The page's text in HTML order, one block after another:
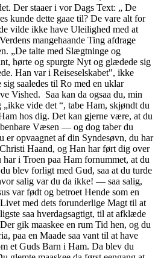
Der staaer i vor Dags Text: „ De
kunde dette gaae til? De vare alt for
vilde ikke have Uleilighed med at
mangehaande Ting afdrage
„De talte med Slægtninge og
hørte og spurgte Nyt og glædede sig
Han var i Reiseselskabet", ikke
saaledes til Ro med en uklar
Vished. Saa kan da ogsaa du, min
vide det “, tabe Ham, skjøndt du
hos dig. Det kan gjerne være, at du
Væsen — og dog taber du
er opvaagnet af din Syndesøvn, du har
Haand, og Han har ført dig over
i Troen paa Ham fornummet, at du
blev forligt med Gud, saa at du turde
salig var du da ikke! — saa salig,
var født og betroet Hende som en
med dets forunderlige Magt til at
saa hverdagsagtigt, til at afklæde
gik maaskee en rum Tid hen, og du
paa en Maade saa vant til at have
et Guds Barn i Ham. Da blev du